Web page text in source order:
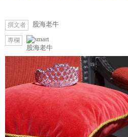
撰文者 股海老牛
專欄
股海老牛